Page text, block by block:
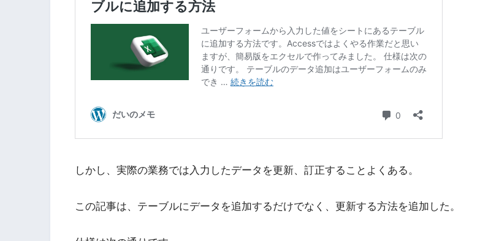
しかし、実際の業務では入力したデータを更新、訂正することよくある。
この記事は、テーブルにデータを追加するだけでなく、更新する方法を追加した。